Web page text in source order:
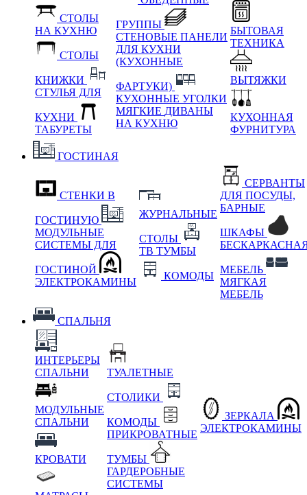
СТОЛЫ
НА КУХНЮ
СТОЛЫ
КНИЖКИ
СТУЛЬЯ ДЛЯ
КУХНИ
ТАБУРЕТЫ
ГРУППЫ
СТЕНОВЫЕ ПАНЕЛИ
ДЛЯ КУХНИ
(КУХОННЫЕ
ФАРТУКИ)
КУХОННЫЕ УГОЛКИ
МЯГКИЕ ДИВАНЫ
НА КУХНЮ
БЫТОВАЯ
ТЕХНИКА
ВЫТЯЖКИ
КУХОННАЯ
ФУРНИТУРА
ГОСТИНАЯ
СТЕНКИ В
ГОСТИНУЮ
МОДУЛЬНЫЕ
СИСТЕМЫ ДЛЯ
ГОСТИНОЙ
ЭЛЕКТРОКАМИНЫ
ЖУРНАЛЬНЫЕ
СТОЛЫ
ТВ ТУМБЫ
КОМОДЫ
СЕРВАНТЫ
ДЛЯ ПОСУДЫ,
БАРНЫЕ
ШКАФЫ
МЕБЕЛЬ
МЯГКАЯ
МЕБЕЛЬ
СПАЛЬНЯ
ИНТЕРЬЕРЫ
СПАЛЬНИ
МОДУЛЬНЫЕ
СПАЛЬНИ
КРОВАТИ
ТУАЛЕТНЫЕ
СТОЛИКИ
КОМОДЫ
ПРИКРОВАТНЫЕ
ТУМБЫ
ГАРДЕРОБНЫЕ
СИСТЕМЫ
ЗЕРКАЛА
ЭЛЕКТРОКАМИНЫ